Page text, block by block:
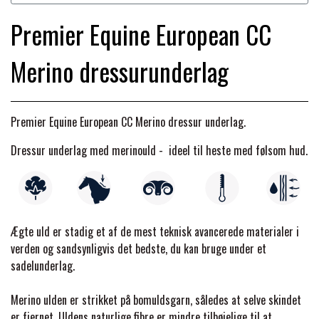
TERAPI PRODUKTER
STRØMPER
HUER & HALSTØRKLÆDER
GAVEARTIKLER VOKSNE
BØRN & JUNIOR
HESTEBOLCHER & TREATS
TILSKUD & VITAMINER
STALD & FOLD
SKO & SMEDEVÆRKTØJ
TRAVDÆKKEN & TILBEHØR
SKO & VÆRKTØJ
VOGNE & TILBEHØR
MONTÉ
GALOP
TILBEHØR
PREMIER EQUINE WALKER & RIDEDÆKKEN
PREMIER EQUINE INSEKTBESKYTTELSE
PREMIER EQUINE MAGNET & INFRARØD
PREMIER EQUINE GRIMER & TRÆKTOV
PREMIER EQUINE TRENSE & TILBEHØR
CARR & DAY & MARTIN
CUSTOM
DELTACAST
EMIN
FENWICK LIQUID TITANIUM®
FINNTACK
Premier Equine European CC
Merino dressurunderlag
Premier Equine European CC Merino dressur underlag.
Dressur underlag med merinould - ideel til heste med følsom hud.
Ægte uld er stadig et af de mest teknisk avancerede materialer i
verden og sandsynligvis det bedste, du kan bruge under et
sadelunderlag.
Merino ulden er strikket på bomuldsgarn, således at selve skindet